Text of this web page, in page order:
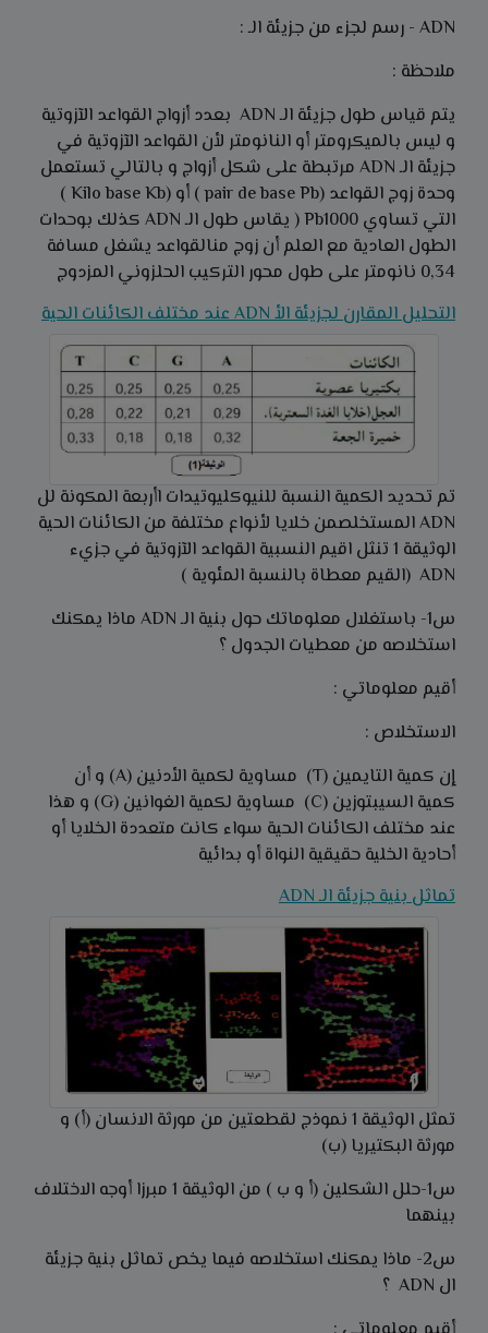
ADN - رسم لجزء من جزيئة الـ :
ملاحظة :
يتم قياس طول جزيئة الـ ADN بعدد أزواج القواعد الآزوتية
و ليس بالميكرومتر أو النانومتر لأن القواعد الآزوتية في
جزيئة الـ ADN مرتبطة على شكل أزواج و بالتالي تستعمل
وحدة زوج القواعد (pair de base Pb ) أو (Kilo base Kb )
التي تساوي Pb1000 ( يقاس طول الـ ADN كذلك بوحدات
الطول العادية مع العلم أن زوج منالقواعد يشغل مسافة
0,34 نانومتر على طول محور التركيب الحلزوني المزدوج
التحليل المقارن لجزيئة الأ ADN عند مختلف الكائنات الحية
تم تحديد الكمية النسبة للنيوكليوتيدات اأربعة المكونة لل
ADN المستخلصمن خلايا لأنواع مختلفة من الكائنات الحية
الوثيقة 1 تنثل اقيم النسبية القواعد الآزوتية في جزيء
ADN (القيم معطاة بالنسبة المئوية )
س1- باستغلال معلوماتك حول بنية الـ ADN ماذا يمكنك
استخلاصه من معطيات الجدول ؟
أقيم معلوماتي :
الاستخلاص :
إن كمية التايمين (T) مساوية لكمية الأدنين (A) و أن
كمية السيبتوزين (C) مساوية لكمية الغوانين (G) و هذا
عند مختلف الكائنات الحية سواء كانت متعددة الخلايا أو
أحادية الخلية حقيقية النواة أو بدائية
تماثل بنية جزيئة الـ ADN
تمثل الوثيقة 1 نموذج لقطعتين من مورثة الانسان (أ) و
مورثة البكتيريا (ب)
س1-حلل الشكلين (أ و ب ) من الوثيقة 1 مبرزا أوجه الاختلاف
بينهما
س2- ماذا يمكنك استخلاصه فيما يخص تماثل بنية جزيئة
ال ADN ؟